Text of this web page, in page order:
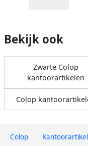
Colop
Bekijk ook
Zwarte Colop
kantoorartikelen
Colop